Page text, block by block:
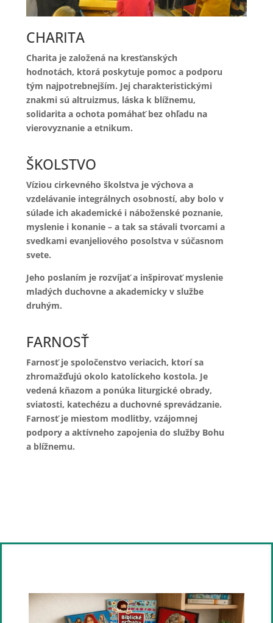
CHARITA
Charita je založená na kresťanských
hodnotách, ktorá poskytuje pomoc a podporu
tým najpotrebnejším. Jej charakteristickými
znakmi sú altruizmus, láska k blížnemu,
solidarita a ochota pomáhať bez ohľadu na
vierovyznanie a etnikum.
ŠKOLSTVO
Víziou cirkevného školstva je výchova a
vzdelávanie integrálnych osobností, aby bolo v
súlade ich akademické i náboženské poznanie,
myslenie i konanie – a tak sa stávali tvorcami a
svedkami evanjeliového posolstva v súčasnom
svete.
Jeho poslaním je rozvíjať a inšpirovať myslenie
mladých duchovne a akademicky v službe
druhým.
FARNOSŤ
Farnosť je spoločenstvo veriacich, ktorí sa
zhromažďujú okolo katolíckeho kostola. Je
vedená kňazom a ponúka liturgické obrady,
sviatosti, katechézu a duchovné sprevádzanie.
Farnosť je miestom modlitby, vzájomnej
podpory a aktívneho zapojenia do služby Bohu
a blížnemu.